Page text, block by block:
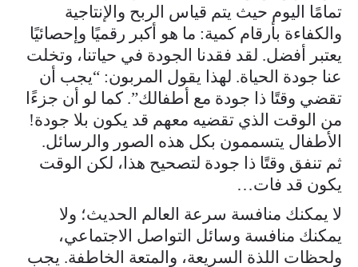
تمامًا اليوم حيث يتم قياس الربح والإنتاجية
والكفاءة بأرقام كمية: ما هو أكبر رقميًا وإحصائيًا
يعتبر أفضل. لقد فقدنا الجودة في حياتنا، وتخلت
عنا جودة الحياة. لهذا يقول المربون: “يجب أن
تقضي وقتًا ذا جودة مع أطفالك”. كما لو أن جزءًا
من الوقت الذي تقضيه معهم قد يكون بلا جودة!
الأطفال يتسممون بكل هذه الصور والرسائل.
ثم تنفق وقتًا ذا جودة لتصحيح هذا، لكن الوقت
يكون قد فات…
لا يمكنك منافسة سرعة العالم الحديث؛ ولا
يمكنك منافسة وسائل التواصل الاجتماعي،
ولحظات اللذة السريعة، والمتعة الخاطفة. يجب